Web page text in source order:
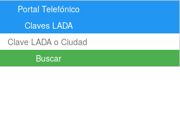
Portal Telefónico
Claves LADA
Buscar